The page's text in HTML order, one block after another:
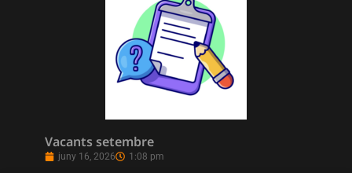
Vacants setembre
juny 16, 2026 1:08 pm